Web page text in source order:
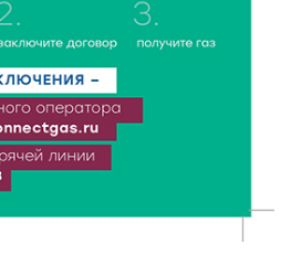
программы «Земский
Тверской области
340
проверки таксистов в
304